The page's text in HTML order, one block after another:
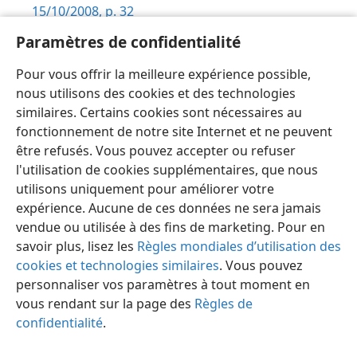
Paramètres de confidentialité
Pour vous offrir la meilleure expérience possible,
nous utilisons des cookies et des technologies
similaires. Certains cookies sont nécessaires au
fonctionnement de notre site Internet et ne peuvent
être refusés. Vous pouvez accepter ou refuser
l'utilisation de cookies supplémentaires, que nous
utilisons uniquement pour améliorer votre
expérience. Aucune de ces données ne sera jamais
vendue ou utilisée à des fins de marketing. Pour en
savoir plus, lisez les Règles mondiales d’utilisation des
cookies et technologies similaires. Vous pouvez
personnaliser vos paramètres à tout moment en
vous rendant sur la page des Règles de
confidentialité.
15/10/2008, p. 32
15/5/2006, p. 31
15/4/2006, p. 20-21
Français Préférences
Copyright © 2026 Watch Tower Bible and Tract Society of Pennsylvania
Conditions d’utilisation
Règles de confidentialité
Paramètres de confidentialité
JW.ORG Se connecter